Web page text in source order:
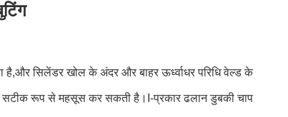
है,और सिलेंडर खोल के अंदर और बाहर ऊर्ध्वाधर परिधि वेल्ड के
को सटीक रूप से महसूस कर सकती है।I-प्रकार ढलान डुबकी चाप